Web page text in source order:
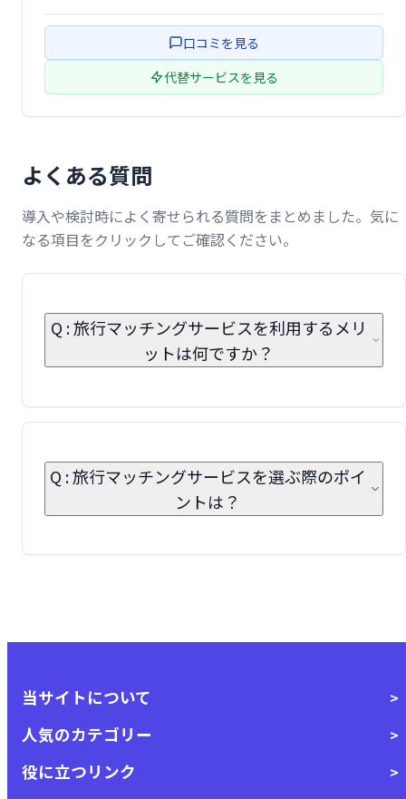
口コミを見る
代替サービスを見る
よくある質問
導入や検討時によく寄せられる質問をまとめました。気に
なる項目をクリックしてご確認ください。
Q : 旅行マッチングサービスを利用するメリ
ットは何ですか？
Q : 旅行マッチングサービスを選ぶ際のポイ
ントは？
当サイトについて
人気のカテゴリー
役に立つリンク